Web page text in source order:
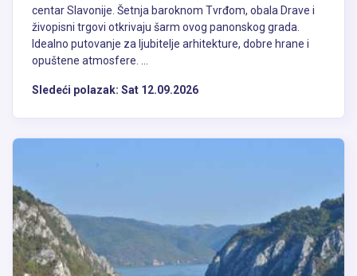
centar Slavonije. Šetnja baroknom Tvrđom, obala Drave i
živopisni trgovi otkrivaju šarm ovog panonskog grada.
Idealno putovanje za ljubitelje arhitekture, dobre hrane i
opuštene atmosfere. ...
Sledeći polazak: Sat 12.09.2026